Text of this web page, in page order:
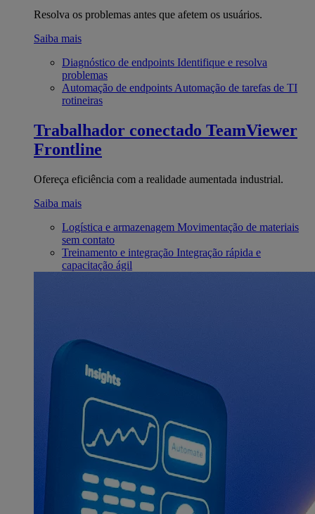
Resolva os problemas antes que afetem os usuários.
Saiba mais
Diagnóstico de endpoints Identifique e resolva
problemas
Automação de endpoints Automação de tarefas de TI
rotineiras
Trabalhador conectado TeamViewer
Frontline
Ofereça eficiência com a realidade aumentada industrial.
Saiba mais
Logística e armazenagem Movimentação de materiais
sem contato
Treinamento e integração Integração rápida e
capacitação ágil